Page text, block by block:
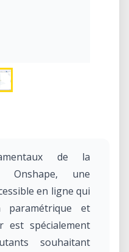
de la
Onshape, une
en ligne qui
paramétrique et
est spécialement
souhaitant